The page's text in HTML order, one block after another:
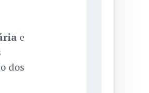
e
dos